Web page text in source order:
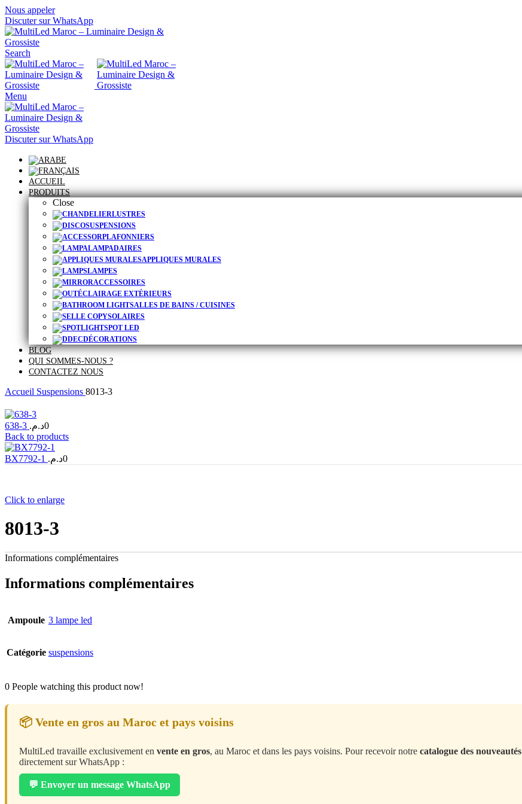
Nous appeler
Discuter sur WhatsApp
Search
Menu
Discuter sur WhatsApp
ACCUEIL
PRODUITS
Close
LUSTRES
SUSPENSIONS
PLAFONNIERS
LAMPADAIRES
APPLIQUES MURALES
LAMPES
ACCESSOIRES
ÉCLAIRAGE EXTÉRIEURS
SALLES DE BAINS / CUISINES
SOLAIRES
SPOT LED
DÉCORATIONS
BLOG
QUI SOMMES-NOUS ?
CONTACTEZ NOUS
Accueil Suspensions 8013-3
638-3 0د.م.
Back to products
BX7792-1 0د.م.
Click to enlarge
8013-3
Informations complémentaires
Informations complémentaires
Ampoule 3 lampe led
Catégorie suspensions
0 People watching this product now!
📦 Vente en gros au Maroc et pays voisins
MultiLed travaille exclusivement en vente en gros, au Maroc et dans les pays voisins. Pour recevoir notre catalogue des nouveautés
directement sur WhatsApp :
💬 Envoyer un message WhatsApp